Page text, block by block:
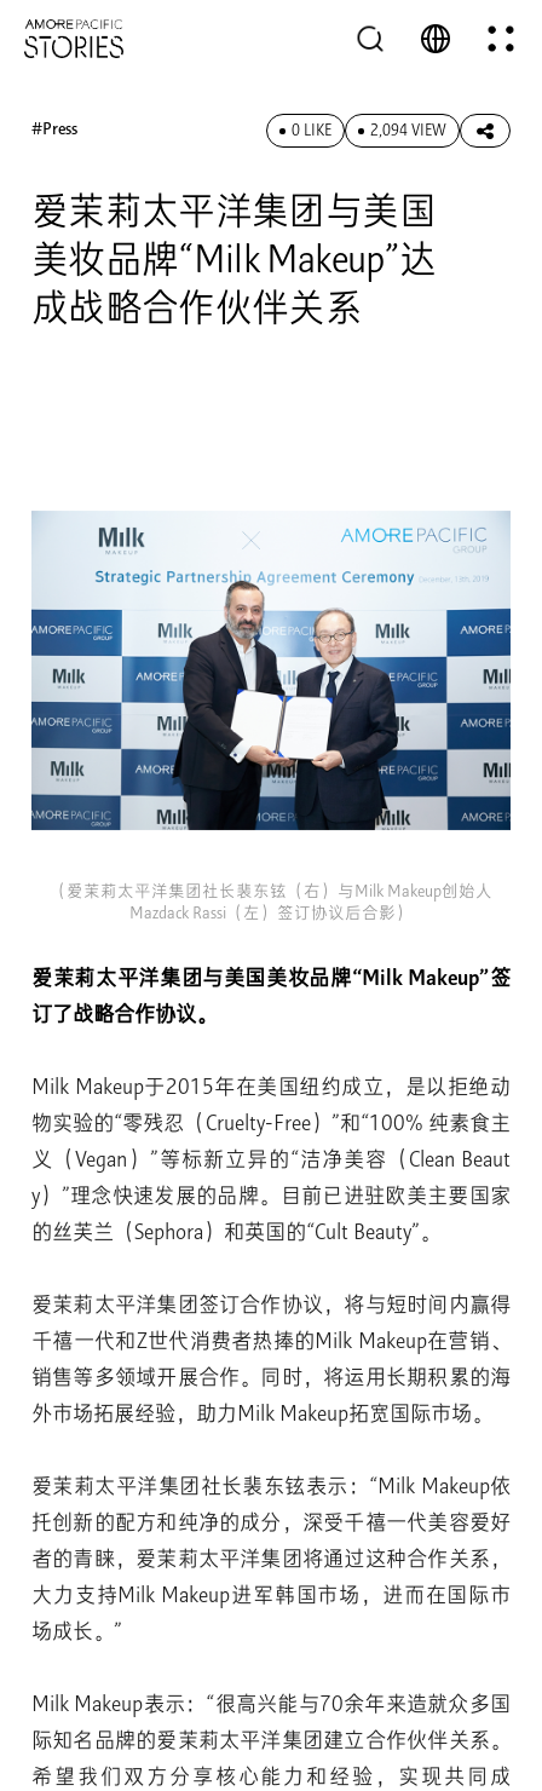
#Press 0 LIKE 2,094 VIEW
爱茉莉太平洋集团与美国
美妆品牌“Milk Makeup”达
成战略合作伙伴关系
（爱茉莉太平洋集团社长裴东铉（右）与Milk Makeup创始人
Mazdack Rassi（左）签订协议后合影）
爱茉莉太平洋集团与美国美妆品牌“Milk Makeup”签
订了战略合作协议。
Milk Makeup于2015年在美国纽约成立，是以拒绝动
物实验的“零残忍（Cruelty-Free）”和“100% 纯素食主
义（Vegan）”等标新立异的“洁净美容（Clean Beaut
y）”理念快速发展的品牌。目前已进驻欧美主要国家
的丝芙兰（Sephora）和英国的“Cult Beauty”。
爱茉莉太平洋集团签订合作协议，将与短时间内赢得
千禧一代和Z世代消费者热捧的Milk Makeup在营销、
销售等多领域开展合作。同时，将运用长期积累的海
外市场拓展经验，助力Milk Makeup拓宽国际市场。
爱茉莉太平洋集团社长裴东铉表示：“Milk Makeup依
托创新的配方和纯净的成分，深受千禧一代美容爱好
者的青睐，爱茉莉太平洋集团将通过这种合作关系，
大力支持Milk Makeup进军韩国市场，进而在国际市
场成长。”
Milk Makeup表示：“很高兴能与70余年来造就众多国
际知名品牌的爱茉莉太平洋集团建立合作伙伴关系。
希望我们双方分享核心能力和经验，实现共同成